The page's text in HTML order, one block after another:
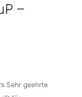
–
Sehr geehrte